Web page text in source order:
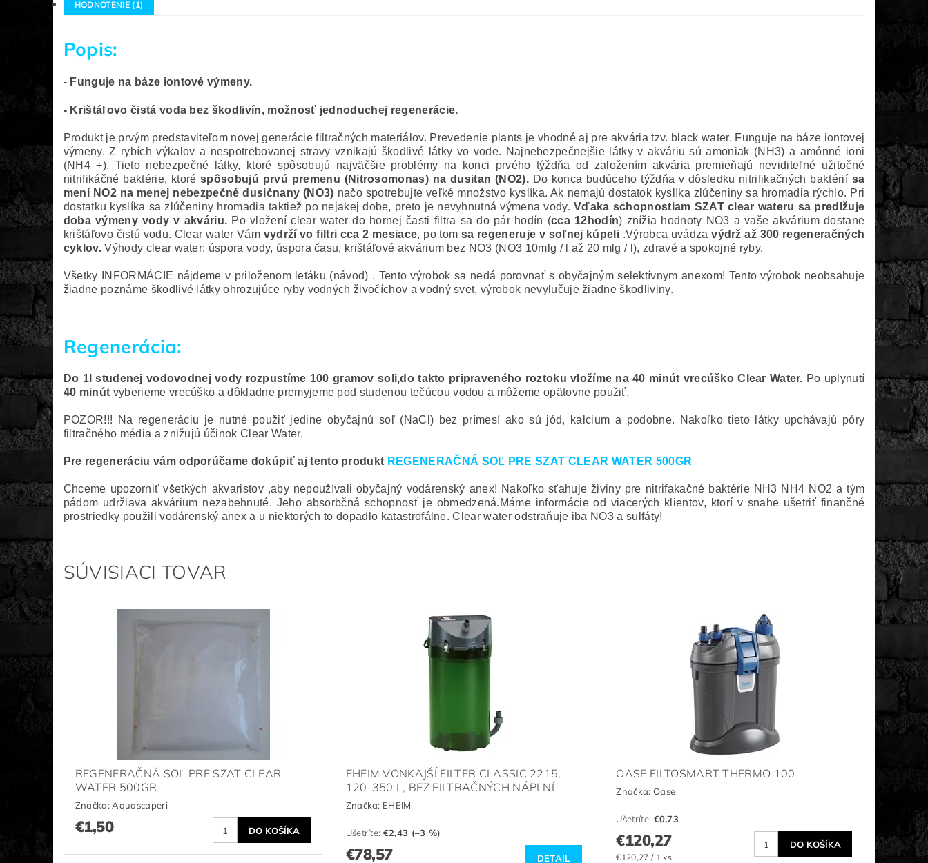
HODNOTENIE (1)
Popis:
- Funguje na báze iontové výmeny.
- Krištáľovo čistá voda bez škodlivín, možnosť jednoduchej regenerácie.
Produkt je prvým predstaviteľom novej generácie filtračných materiálov. Prevedenie plants je vhodné aj pre akvária tzv. black water. Funguje na báze iontovej
výmeny. Z rybích výkalov a nespotrebovanej stravy vznikajú škodlivé látky vo vode. Najnebezpečnejšie látky v akváriu sú amoniak (NH3) a amónné ioni
(NH4 +). Tieto nebezpečné látky, ktoré spôsobujú najväčšie problémy na konci prvého týždňa od založením akvária premieňajú neviditeľné užitočné
nitrifikáčné baktérie, ktoréspôsobujú prvú premenu (Nitrosomonas) na dusitan (NO2).Do konca budúceho týždňa v dôsledku nitrifikačných baktérií sa
mení NO2 na menej nebezpečné dusičnany (NO3) načo spotrebujte veľké množstvo kyslíka. Ak nemajú dostatok kyslíka zlúčeniny sa hromadia rýchlo. Pri
dostatku kyslíka sa zlúčeniny hromadia taktiež po nejakej dobe, preto je nevyhnutná výmena vody.Vďaka schopnostiam SZAT clear wateru sa predlžuje
doba výmeny vody v akváriu. Po vložení clear water do hornej časti filtra sa do pár hodín (cca 12hodín) znížia hodnoty NO3 a vaše akvárium dostane
krištáľovo čistú vodu. Clear water Vám vydrží vo filtri cca 2 mesiace, po tom sa regeneruje v soľnej kúpeli .Výrobca uvádzavýdrž až 300 regeneračných
cyklov. Výhody clear water: úspora vody, úspora času, krištáľové akvárium bez NO3 (NO3 10mlg / l až 20 mlg / l), zdravé a spokojné ryby.
Všetky INFORMÁCIE nájdeme v priloženom letáku (návod) . Tento výrobok sa nedá porovnať s obyčajným selektívnym anexom! Tento výrobok neobsahuje
žiadne poznáme škodlivé látky ohrozujúce ryby vodných živočíchov a vodný svet, výrobok nevylučuje žiadne škodliviny.
Regenerácia:
Do 1l studenej vodovodnej vody rozpustíme 100 gramov soli,do takto pripraveného roztoku vložíme na 40 minút vrecúško Clear Water. Po uplynutí
40 minút vyberieme vrecúško a dôkladne premyjeme pod studenou tečúcou vodou a môžeme opätovne použiť.
POZOR!!! Na regeneráciu je nutné použiť jedine obyčajnú soľ (NaCl) bez prímesí ako sú jód, kalcium a podobne. Nakoľko tieto látky upchávajú póry
filtračného média a znižujú účinok Clear Water.
Pre regeneráciu vám odporúčame dokúpiť aj tento produkt REGENERAČNÁ SOĽ PRE SZAT CLEAR WATER 500GR
Chceme upozorniť všetkých akvaristov ,aby nepoužívali obyčajný vodárenský anex! Nakoľko sťahuje živiny pre nitrifakačné baktérie NH3 NH4 NO2 a tým
pádom udržiava akvárium nezabehnuté. Jeho absorbčná schopnosť je obmedzená.Máme informácie od viacerých klientov, ktorí v snahe ušetriť finančné
prostriedky použili vodárenský anex a u niektorých to dopadlo katastrofálne. Clear water odstraňuje iba NO3 a sulfáty!
SÚVISIACI TOVAR
REGENERAČNÁ SOĽ PRE SZAT CLEAR
WATER 500GR
Značka: Aquascaperi
€1,50
EHEIM VONKAJŠÍ FILTER CLASSIC 2215,
120-350 L, BEZ FILTRAČNÝCH NÁPLNÍ
Značka: EHEIM
Ušetríte: €2,43 (–3 %)
€78,57 DETAIL
OASE FILTOSMART THERMO 100
Značka: Oase
Ušetríte: €0,73
€120,27
€120,27 / 1 ks